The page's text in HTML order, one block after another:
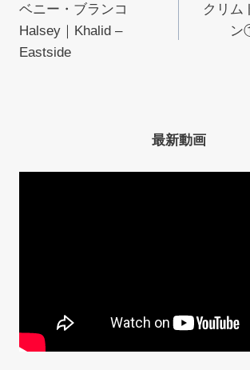
稿
ナ
ベニー・ブランコ
Halsey｜Khalid –
Eastside
クリム
ン
最新動画